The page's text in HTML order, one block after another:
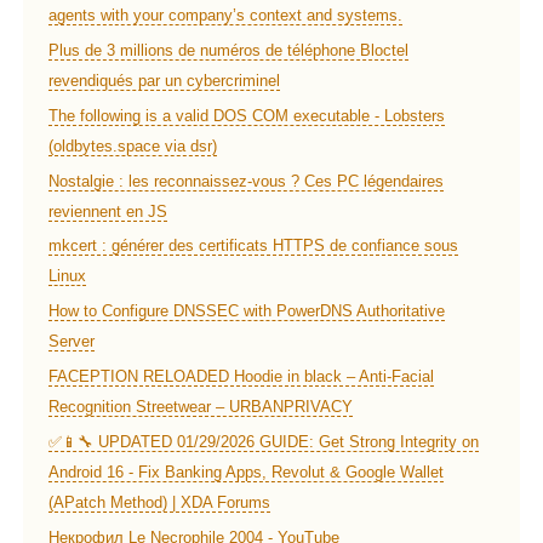
agents with your company’s context and systems.
Plus de 3 millions de numéros de téléphone Bloctel
revendiqués par un cybercriminel
The following is a valid DOS COM executable - Lobsters
(oldbytes.space via dsr)
Nostalgie : les reconnaissez-vous ? Ces PC légendaires
reviennent en JS
mkcert : générer des certificats HTTPS de confiance sous
Linux
How to Configure DNSSEC with PowerDNS Authoritative
Server
FACEPTION RELOADED Hoodie in black – Anti-Facial
Recognition Streetwear – URBANPRIVACY
✅📱🔧 UPDATED 01/29/2026 GUIDE: Get Strong Integrity on
Android 16 - Fix Banking Apps, Revolut & Google Wallet
(APatch Method) | XDA Forums
Некрофил Le Necrophile 2004 - YouTube